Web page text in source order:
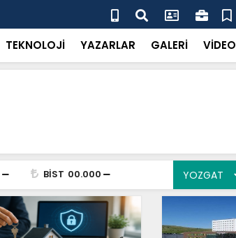
Karaarslan'dan UMKE'ye övgü
TEKNOLOJİ YAZARLAR GALERİ VİDEO
BİST 00.000